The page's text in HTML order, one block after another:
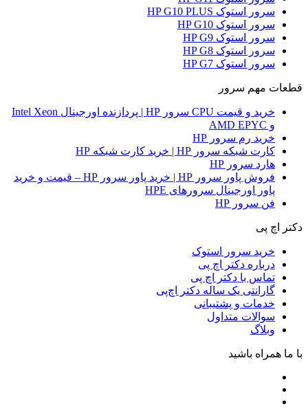
سرور استوک HP G10 PLUS
سرور استوک HP G10
سرور استوک HP G9
سرور استوک HP G8
سرور استوک HP G7
قطعات مهم سرور
خرید و قیمت CPU سرور HP | پردازنده اورجینال Intel Xeon
و AMD EPYC
خرید رم سرور HP
کارت شبکه سرور HP | خرید کارت شبکه HP
هارد سرور HP
فروش پاور سرور HP | خرید پاور سرور HP – قیمت و خرید
پاور اورجینال سرورهای HPE
فن سرور HP
دکتر اچ پی
خرید سرور استوک
درباره دکتر اچ پی
تماس با دکتر اچ پی
گارانتی یک ساله دکتر اچ‌پی
خدمات و پشتیبانی
سوالات متداول
وبلاگ
با ما همراه باشید